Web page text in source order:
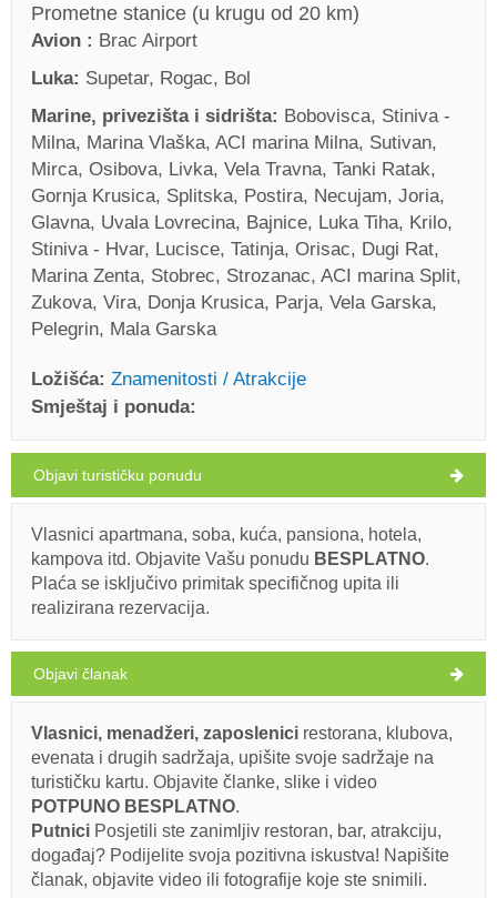
Prometne stanice (u krugu od 20 km)
Avion : Brac Airport
Luka: Supetar, Rogac, Bol
Marine, privezišta i sidrišta: Bobovisca, Stiniva -
Milna, Marina Vlaška, ACI marina Milna, Sutivan,
Mirca, Osibova, Livka, Vela Travna, Tanki Ratak,
Gornja Krusica, Splitska, Postira, Necujam, Joria,
Glavna, Uvala Lovrecina, Bajnice, Luka Tiha, Krilo,
Stiniva - Hvar, Lucisce, Tatinja, Orisac, Dugi Rat,
Marina Zenta, Stobrec, Strozanac, ACI marina Split,
Zukova, Vira, Donja Krusica, Parja, Vela Garska,
Pelegrin, Mala Garska
Ložišća: Znamenitosti / Atrakcije
Smještaj i ponuda:
Ložišća Vrijeme
NEDJELJA
Hrvatska, Otok Brač,
28°C
vedro
Brzina vjetra: 4.52 km/h
ponedjeljak,
Turistička mapa
Franz Joseph Stone Bridge (Znamenitost / Atrakcija) Ložišća
Ivan Nane (Holiday-Link.Com)
Obavezno posjetiti(/) Posjetiti(/) Zaobići(/)
Objavi turističku ponudu
Vlasnici apartmana, soba, kuća, pansiona, hotela,
kampova itd. Objavite Vašu ponudu BESPLATNO.
Plaća se isključivo primitak specifičnog upita ili
realizirana rezervacija.
Objavi članak
Vlasnici, menadžeri, zaposlenici restorana, klubova,
evenata i drugih sadržaja, upišite svoje sadržaje na
turističku kartu. Objavite članke, slike i video
POTPUNO BESPLATNO.
Putnici Posjetili ste zanimljiv restoran, bar, atrakciju,
događaj? Podijelite svoja pozitivna iskustva! Napišite
članak, objavite video ili fotografije koje ste snimili.